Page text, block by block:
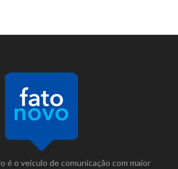
é o veículo de comunicação com maior